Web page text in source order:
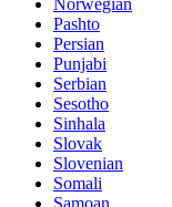
Pashto
Persian
Punjabi
Serbian
Sesotho
Sinhala
Slovak
Slovenian
Somali
Samoan